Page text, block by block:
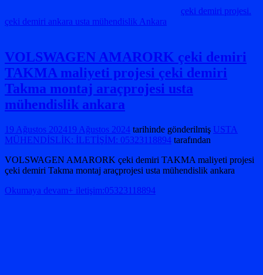
çeki demiri projesi.
çeki demiri ankara usta mühendislik Ankara
VOLSWAGEN AMARORK çeki demiri
TAKMA maliyeti projesi çeki demiri
Takma montaj araçprojesi usta
mühendislik ankara
19 Ağustos 202419 Ağustos 2024 tarihinde gönderilmiş USTA
MÜHENDİSLİK: İLETİŞİM: 05323118894 tarafından
VOLSWAGEN AMARORK çeki demiri TAKMA maliyeti projesi
çeki demiri Takma montaj araçprojesi usta mühendislik ankara
Okumaya devam+ iletişim:05323118894